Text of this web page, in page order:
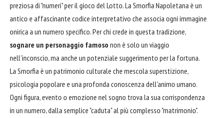
preziosa di "numeri" per il gioco del Lotto. La Smorfia Napoletana è un
antico e affascinante codice interpretativo che associa ogni immagine
onirica a un numero specifico. Per chi crede in questa tradizione,
sognare un personaggio famoso non è solo un viaggio
nell'inconscio, ma anche un potenziale suggerimento per la fortuna.
La Smorfia è un patrimonio culturale che mescola superstizione,
psicologia popolare e una profonda conoscenza dell'animo umano.
Ogni figura, evento o emozione nel sogno trova la sua corrispondenza
in un numero, dalla semplice "caduta" al più complesso "matrimonio".